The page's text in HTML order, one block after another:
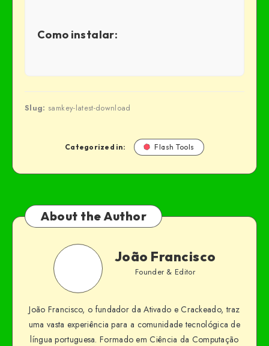
Como instalar:
Slug: samkey-latest-download
Categorized in: Flash Tools
About the Author
João Francisco
Founder & Editor
João Francisco, o fundador da Ativado e Crackeado, traz
uma vasta experiência para a comunidade tecnológica de
língua portuguesa. Formado em Ciência da Computação